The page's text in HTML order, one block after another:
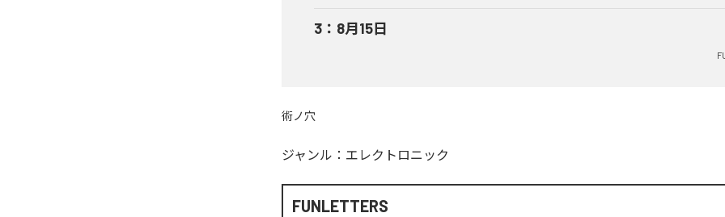
3 ： 8月15日
術ノ穴
ジャンル： エレクトロニック
FUNLETTERS